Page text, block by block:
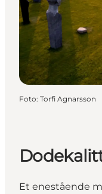
Foto: Torfi Agnarsson
Et enestående